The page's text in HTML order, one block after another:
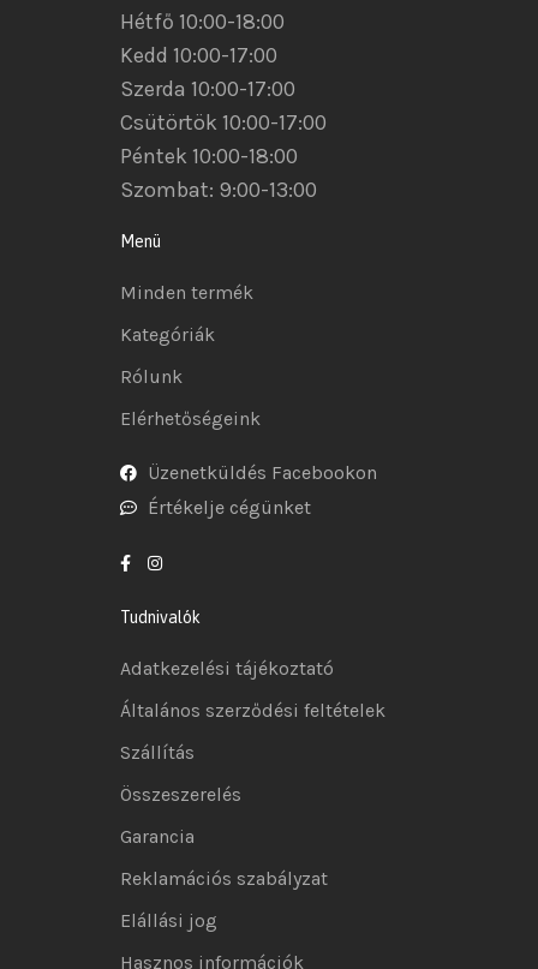
Hétfő 10:00-18:00
Kedd 10:00-17:00
Szerda 10:00-17:00
Csütörtök 10:00-17:00
Péntek 10:00-18:00
Szombat: 9:00-13:00
Menü
Minden termék
Kategóriák
Rólunk
Elérhetőségeink
Üzenetküldés Facebookon
Értékelje cégünket
Tudnivalók
Adatkezelési tájékoztató
Általános szerződési feltételek
Szállítás
Összeszerelés
Garancia
Reklamációs szabályzat
Elállási jog
Hasznos információk